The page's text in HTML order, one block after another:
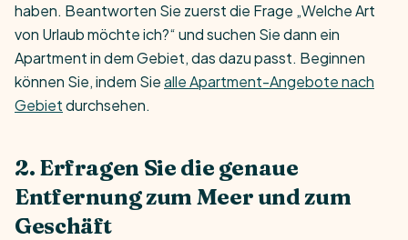
haben. Beantworten Sie zuerst die Frage „Welche Art
von Urlaub möchte ich?“ und suchen Sie dann ein
Apartment in dem Gebiet, das dazu passt. Beginnen
können Sie, indem Siealle Apartment-Angebote nach
Gebietdurchsehen.
2. Erfragen Sie die genaue
Entfernung zum Meer und zum
Geschäft